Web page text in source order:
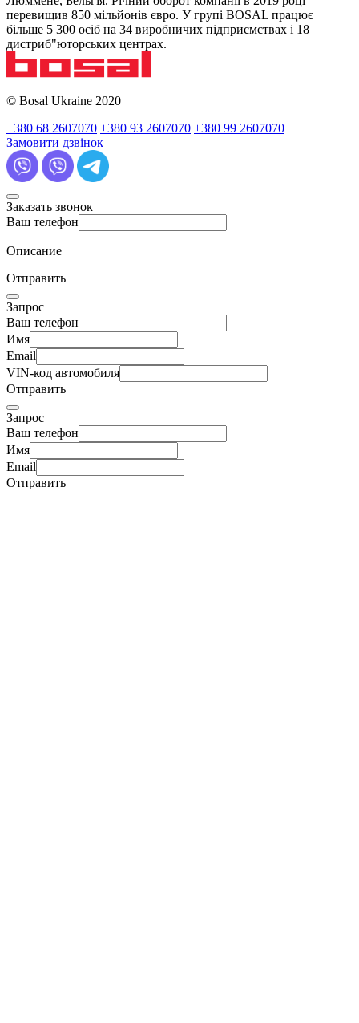
перевищив 850 мільйонів євро. У групі BOSAL працює
більше 5 300 осіб на 34 виробничих підприємствах і 18
дистриб"юторських центрах.
© Bosal Ukraine 2020
+380 68 2607070 +380 93 2607070 +380 99 2607070
Замовити дзвінок
Заказать звонок
Ваш телефон
Описание
Отправить
Запрос
Ваш телефон
Имя
Email
VIN-код автомобиля
Отправить
Запрос
Ваш телефон
Имя
Email
Отправить